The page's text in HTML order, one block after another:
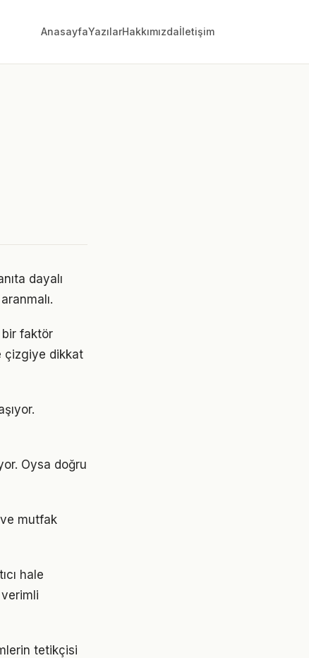
AnasayfaYazılarHakkımızdaİletişim
dayalı
bir faktör
çizgiye dikkat
Oysa doğru
mutfak
hale
tetikçisi